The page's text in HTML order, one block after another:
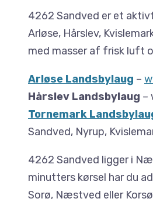
4262 Sandved er et
Arløse, Hårslev,
med masser af frisk luft
Arløse Landsbylaug –
Hårslev Landsbylaug –
Tornemark
Sandved, Nyrup,
4262 Sandved ligger i
minutters kørsel har du
Sorø, Næstved eller